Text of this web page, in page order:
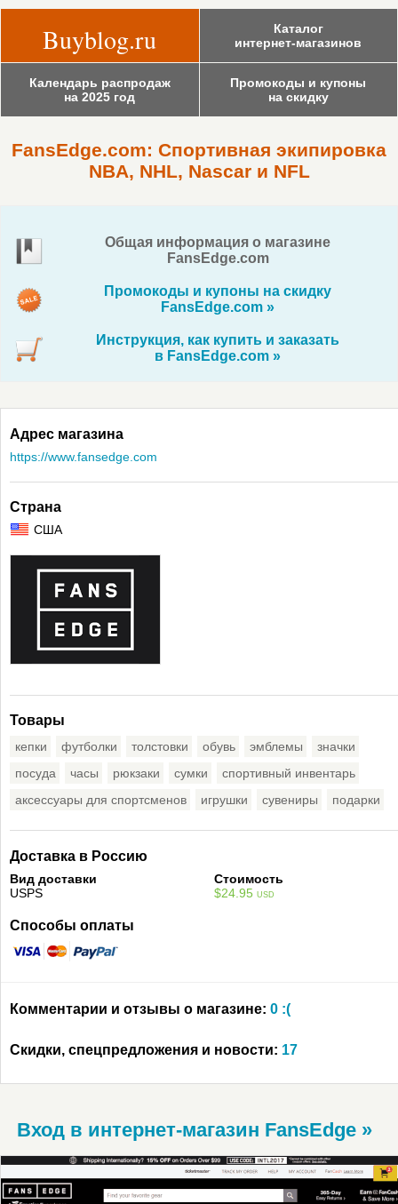
Buyblog.ru
Каталог
интернет-магазинов
Календарь распродаж
на 2025 год
Промокоды и купоны
на скидку
FansEdge.com: Спортивная экипировка
NBA, NHL, Nascar и NFL
Общая информация о магазине
FansEdge.com
Промокоды и купоны на скидку
FansEdge.com »
Инструкция, как купить и заказать
в FansEdge.com »
Адрес магазина
https://www.fansedge.com
Страна
США
Товары
кепки футболки толстовки обувь эмблемы
значки
посуда
часы рюкзаки сумки
спортивный инвентарь
аксессуары для спортсменов
игрушки сувениры подарки
Доставка в Россию
Вид доставки
Стоимость
USPS
$24.95 USD
Способы оплаты
Комментарии и отзывы о магазине: 0 :(
Скидки, спецпредложения и новости: 17
Вход в интернет-магазин FansEdge »